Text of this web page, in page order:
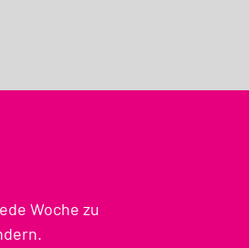
Woche zu